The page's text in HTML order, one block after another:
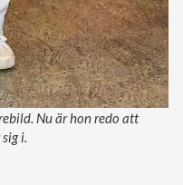
Nu är hon redo att
i.